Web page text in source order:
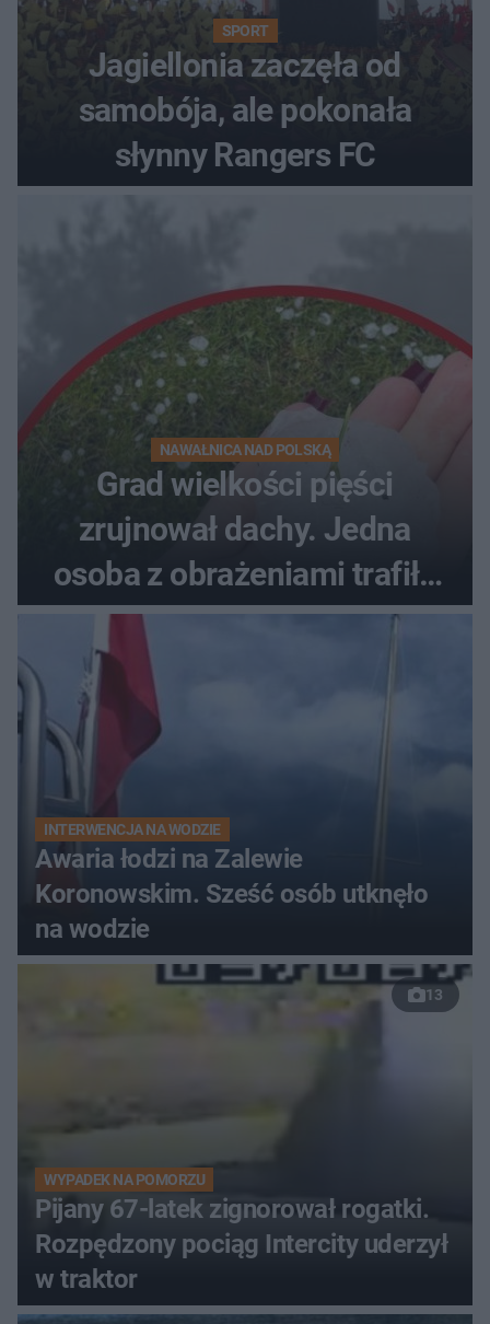
SPORT
Jagiellonia zaczęła od
samobója, ale pokonała
słynny Rangers FC
NAWAŁNICA NAD POLSKĄ
Grad wielkości pięści
zrujnował dachy. Jedna
osoba z obrażeniami trafiła
do szpitala
INTERWENCJA NA WODZIE
Awaria łodzi na Zalewie
Koronowskim. Sześć osób utknęło
na wodzie
13
WYPADEK NA POMORZU
Pijany 67-latek zignorował rogatki.
Rozpędzony pociąg Intercity uderzył
w traktor